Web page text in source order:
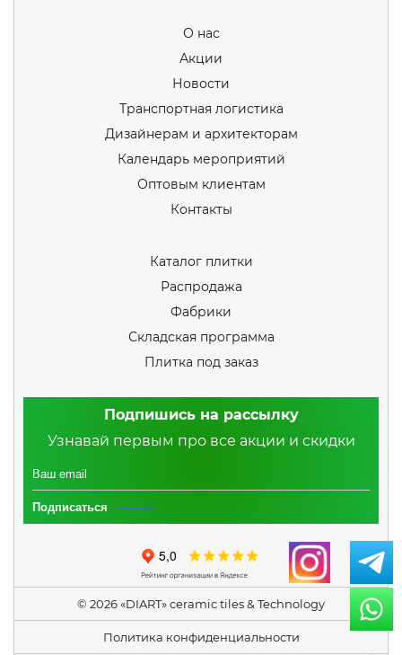
О нас
Акции
Новости
Транспортная логистика
Дизайнерам и архитекторам
Календарь мероприятий
Оптовым клиентам
Контакты
Каталог плитки
Распродажа
Фабрики
Складская программа
Плитка под заказ
Подпишись на рассылку
Узнавай первым про все акции и скидки
Подписаться
© 2026 «DIART» ceramic tiles & Technology
Политика конфиденциальности